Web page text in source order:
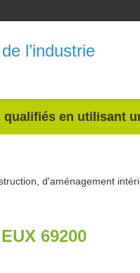
l’industrie
en utilisant
d'aménagement
69200